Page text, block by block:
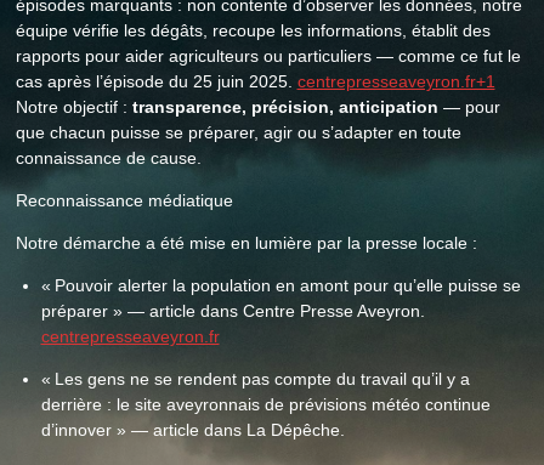
épisodes marquants : non contente d’observer les données, notre
équipe vérifie les dégâts, recoupe les informations, établit des
rapports pour aider agriculteurs ou particuliers — comme ce fut le
cas après l’épisode du 25 juin 2025. centrepresseaveyron.fr+1
Notre objectif : transparence, précision, anticipation — pour
que chacun puisse se préparer, agir ou s’adapter en toute
connaissance de cause.
Reconnaissance médiatique
Notre démarche a été mise en lumière par la presse locale :
« Pouvoir alerter la population en amont pour qu’elle puisse se
préparer » — article dans Centre Presse Aveyron.
centrepresseaveyron.fr
« Les gens ne se rendent pas compte du travail qu’il y a
derrière : le site aveyronnais de prévisions météo continue
d’innover » — article dans La Dépêche.